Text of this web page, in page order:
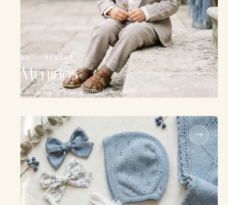
02 · MENINO
Meninos
Fatos de linho, camisas de batizado, blazers.
→